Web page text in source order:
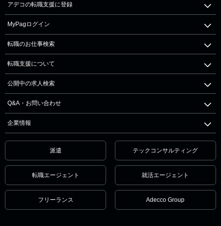
アデコの転職支援に登録
MyPagログイン
転職のお仕事検索
転職支援について
公開中の求人検索
Q&A・お問い合わせ
企業情報
派遣 テックコンサルティング
転職エージェント 就活エージェント
フリーランス Adecco Group